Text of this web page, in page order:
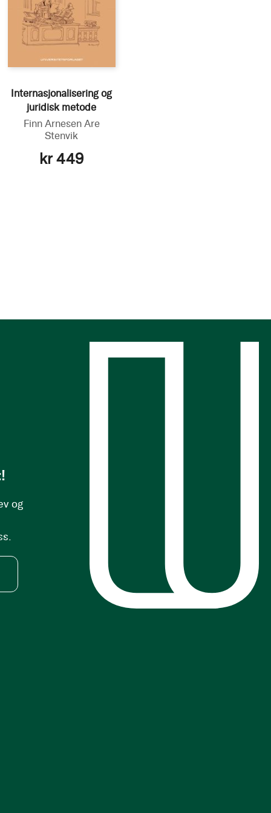
Internasjonalisering og
juridisk metode
Finn Arnesen Are
Stenvik
kr 449
og